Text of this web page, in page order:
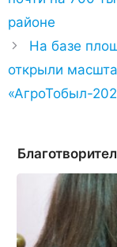
районе
На базе
открыли
«АгроТобыл-